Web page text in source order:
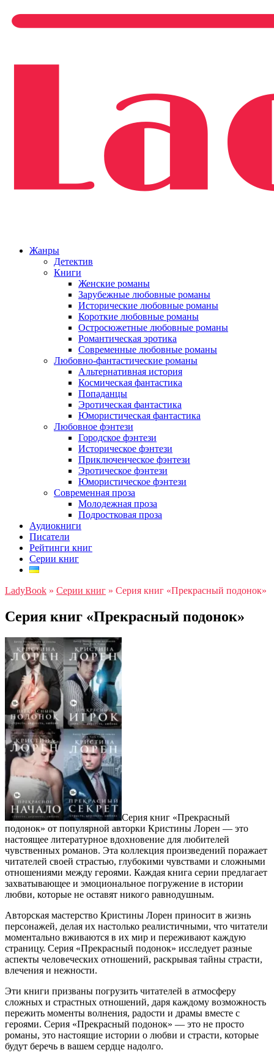
Жанры
Детектив
Книги
Женские романы
Зарубежные любовные романы
Исторические любовные романы
Короткие любовные романы
Остросюжетные любовные романы
Романтическая эротика
Современные любовные романы
Любовно-фантастические романы
Альтернативная история
Космическая фантастика
Попаданцы
Эротическая фантастика
Юмористическая фантастика
Любовное фэнтези
Городское фэнтези
Историческое фэнтези
Приключенческое фэнтези
Эротическое фэнтези
Юмористическое фэнтези
Современная проза
Молодежная проза
Подростковая проза
Аудиокниги
Писатели
Рейтинги книг
Серии книг
LadyBook » Серии книг » Серия книг «Прекрасный подонок»
Серия книг «Прекрасный подонок»
Серия книг «Прекрасный
подонок» от популярной авторки Кристины Лорен — это
настоящее литературное вдохновение для любителей
чувственных романов. Эта коллекция произведений поражает
читателей своей страстью, глубокими чувствами и сложными
отношениями между героями. Каждая книга серии предлагает
захватывающее и эмоциональное погружение в истории
любви, которые не оставят никого равнодушным.
Авторская мастерство Кристины Лорен приносит в жизнь
персонажей, делая их настолько реалистичными, что читатели
моментально вживаются в их мир и переживают каждую
страницу. Серия «Прекрасный подонок» исследует разные
аспекты человеческих отношений, раскрывая тайны страсти,
влечения и нежности.
Эти книги призваны погрузить читателей в атмосферу
сложных и страстных отношений, даря каждому возможность
пережить моменты волнения, радости и драмы вместе с
героями. Серия «Прекрасный подонок» — это не просто
романы, это настоящие истории о любви и страсти, которые
будут беречь в вашем сердце надолго.